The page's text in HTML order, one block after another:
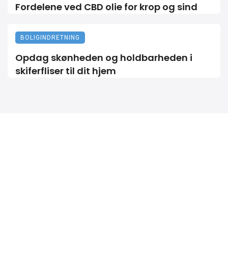
Fordelene ved CBD olie for krop og sind
BOLIGINDRETNING
Opdag skønheden og holdbarheden i
skiferfliser til dit hjem